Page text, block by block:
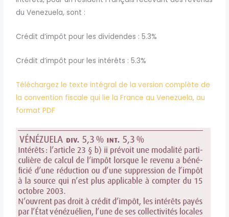
du Venezuela, sont :
Crédit d’impôt pour les dividendes : 5.3%
Crédit d’impôt pour les intérêts : 5.3%
Téléchargez le texte intégral de la version complète de
la convention fiscale qui lie la France au Venezuela, au
format PDF